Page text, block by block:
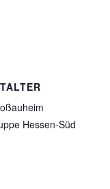
Hessen-Süd